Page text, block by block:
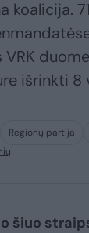
koalicija.
išrinkti 8
Regionų partija
šiuo